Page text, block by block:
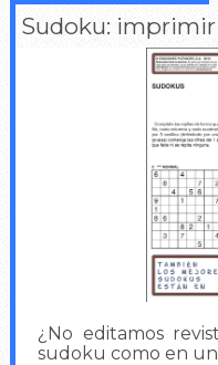
Sudoku: imprimir
¿No editamos
sudoku como en